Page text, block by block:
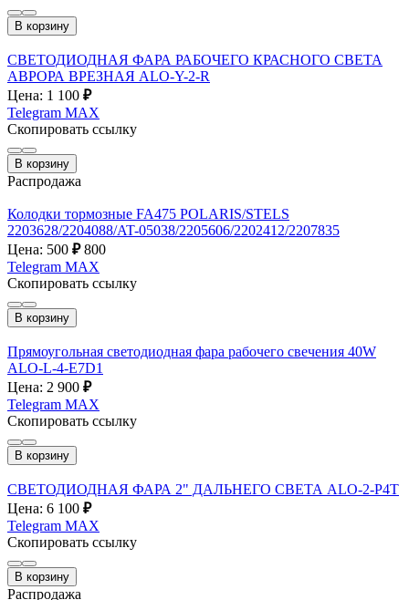
В корзину
СВЕТОДИОДНАЯ ФАРА РАБОЧЕГО КРАСНОГО СВЕТА
АВРОРА ВРЕЗНАЯ ALO-Y-2-R
Цена: 1 100 ₽
Telegram MAX
Скопировать ссылку
В корзину
Распродажа
Колодки тормозные FA475 POLARIS/STELS
2203628/2204088/AT-05038/2205606/2202412/2207835
Цена: 500 ₽ 800
Telegram MAX
Скопировать ссылку
В корзину
Прямоугольная светодиодная фара рабочего свечения 40W
ALO-L-4-E7D1
Цена: 2 900 ₽
Telegram MAX
Скопировать ссылку
В корзину
СВЕТОДИОДНАЯ ФАРА 2" ДАЛЬНЕГО СВЕТА ALO-2-P4T
Цена: 6 100 ₽
Telegram MAX
Скопировать ссылку
В корзину
Распродажа